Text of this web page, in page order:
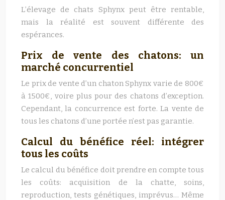
L’élevage de chats Sphynx peut être rentable,
mais la réalité est souvent différente des
espérances.
Prix de vente des chatons: un
marché concurrentiel
Le prix de vente d’un chaton Sphynx varie de 800€
à 1500€, voire plus pour des chatons d’exception.
Cependant, la concurrence est forte. La vente de
tous les chatons d’une portée n’est pas garantie.
Calcul du bénéfice réel: intégrer
tous les coûts
Le calcul du bénéfice doit prendre en compte tous
les coûts: acquisition de la chatte, soins,
reproduction, tests génétiques, imprévus… Même